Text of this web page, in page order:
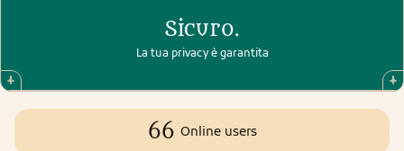
Sicuro.
La tua privacy è garantita
66 Online users